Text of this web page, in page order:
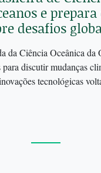
e prepara
desafios
da Ciência Oceânica da
discutir mudanças
tecnológicas